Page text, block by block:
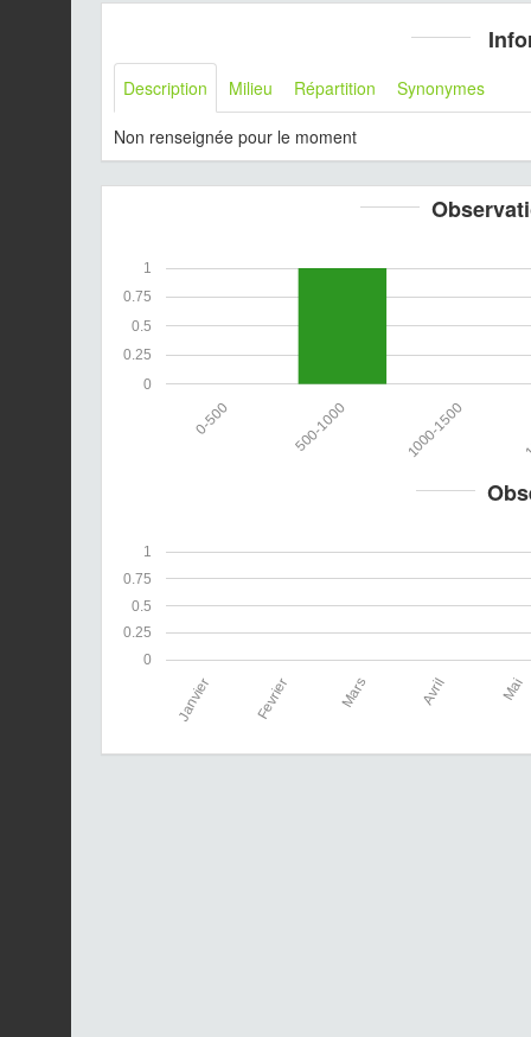
Description Milieu Répartition Synonymes
Non renseignée pour le moment
0
0.25
0.5
0.75
1
1000-1500
500-1000
0-500
0
0.25
0.5
0.75
1
Mai
Avril
Mars
Fevrier
Janvier